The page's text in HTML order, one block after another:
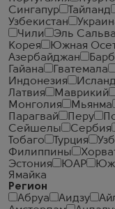
Сингапур
Тайланд
Узбекистан
Чили
Эль
Корея
Южная
Азербайджан
Гайана
Гватемала
Индонезия
Латвия
Маврикий
Монголия
Мьянма
Парагвай
Перу
Сейшелы
Сербия
Тобаго
Турция
Филиппины
Эстония
ЮАР
Ямайка
Регион
Абруа
Аидзу